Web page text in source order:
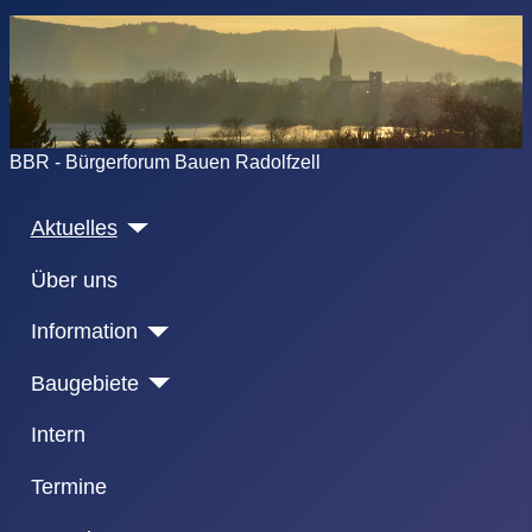
BBR - Bürgerforum Bauen Radolfzell
Aktuelles
Über uns
Information
Baugebiete
Intern
Termine